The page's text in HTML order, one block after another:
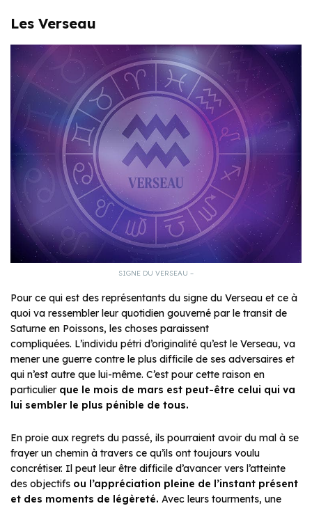
Les Verseau
SIGNE DU VERSEAU –
Pour ce qui est des représentants du signe du Verseau et ce à
quoi va ressembler leur quotidien gouverné par le transit de
Saturne en Poissons, les choses paraissent
compliquées. L’individu pétri d’originalité qu’est le Verseau, va
mener une guerre contre le plus difficile de ses adversaires et
qui n’est autre que lui-même. C’est pour cette raison en
particulier que le mois de mars est peut-être celui qui va
lui sembler le plus pénible de tous.
En proie aux regrets du passé, ils pourraient avoir du mal à se
frayer un chemin à travers ce qu’ils ont toujours voulu
concrétiser. Il peut leur être difficile d’avancer vers l’atteinte
des objectifs ou l’appréciation pleine de l’instant présent
et des moments de légèreté. Avec leurs tourments, une